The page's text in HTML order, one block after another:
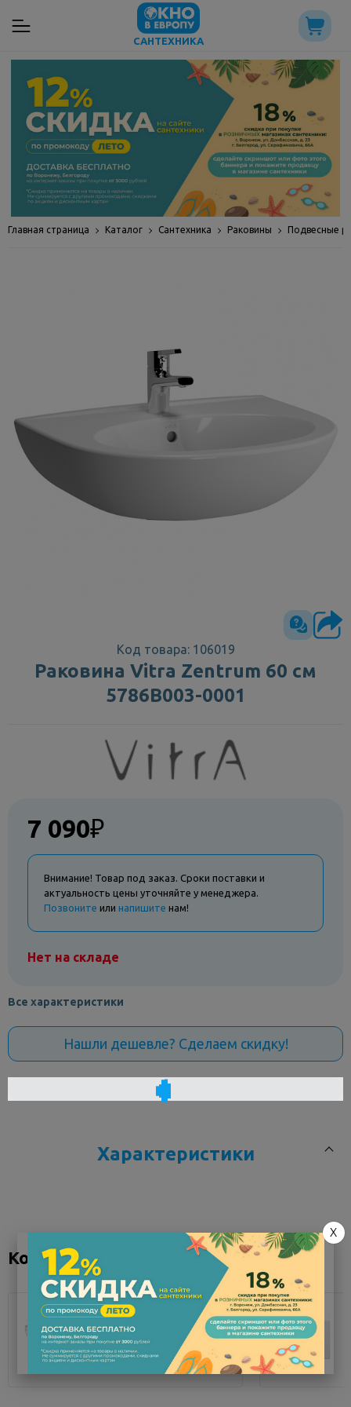
САНТЕХНИКА
Главная страница Каталог Сантехника Раковины Подвесные
Код товара: 106019
Раковина Vitra Zentrum 60 см
5786В003-0001
7 090₽
Внимание! Товар под заказ. Сроки поставки и
актуальность цены уточняйте у менеджера.
Позвоните или напишите нам!
Нет на складе
Все характеристики
Нашли дешевле? Сделаем скидку!
Характеристики
106019
5786В003-
0001
Производитель
Серия (Коллекция)
Zentrum
Гарантия
5
лет
Материал
фарфор
Коллекция "Zentrum"
Унитаз подвесной
безободковый Vitr...
11 125 руб.
X